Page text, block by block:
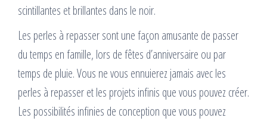
scintillantes et brillantes dans le noir.
Les perles à repasser sont une façon amusante de passer
du temps en famille, lors de fêtes d’anniversaire ou par
temps de pluie. Vous ne vous ennuierez jamais avec les
perles à repasser et les projets infinis que vous pouvez créer.
Les possibilités infinies de conception que vous pouvez